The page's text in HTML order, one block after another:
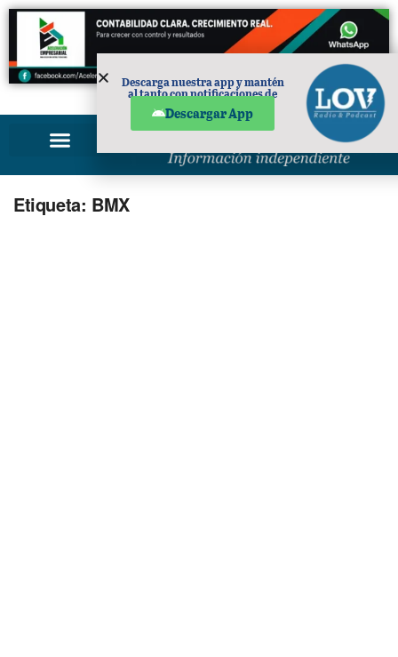
PUBLICIDAD
Etiqueta: BMX
Descarga nuestra app y mantén
al tanto con notificaciones de
Descargar App